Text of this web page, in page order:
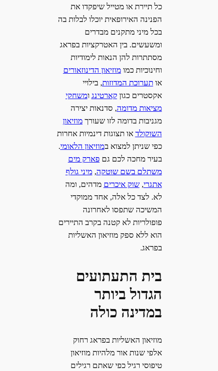
כל תיירת או מטייל שיפקדו את
הפנינה האירופאית יוכלו לבלות בה
בכל מיני מתקנים מבדרים
ומשעשים. בין האטרקציות בפראג
מסתתרות להן הנאות לימודיות
וחינוכיות כמומוזיאון הדינוזאורים
אותערוכת המדוזות, בילויי
אקסטרים כגוןקארטינג ומשחקי
מציאות מדומה, סדנאות יצירה
מגניבות בדומה לזו שעורךמוזיאון
השוקולד או תצוגות דינמיות אחרות
כפי שניתן למצוא במוזיאון הלאומי.
בעיר מחכה לכם גם פארק מים
משתלם בשם שוטקה,מיני גולף
אתגרי,שוק איכרים מדהים, ומה
לא. לצד כל אלה, אחד ממוקדי
המשיכה שתפסו לאחרונה
פופולריות לא קטנה בקרב התיירים
הוא ללא ספק מוזיאון האשליות
בפראג.
בית התעתועים
הגדול ביותר
במדינה כולה
מוזיאון האשליות בפראג רחוק
אלפי שנות אור מלהיות מוזיאון
טיפוסי רגיל כפי שאתם רגילים